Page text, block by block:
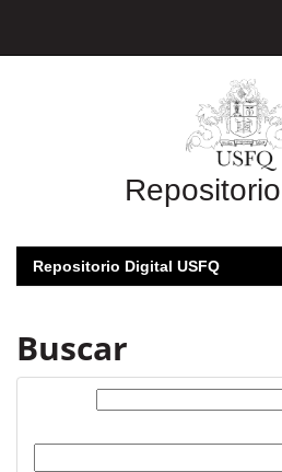
Repositorio
Repositorio Digital USFQ
Buscar